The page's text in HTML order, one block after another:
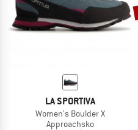
LA SPORTIVA
Women's Boulder X
Approachsko